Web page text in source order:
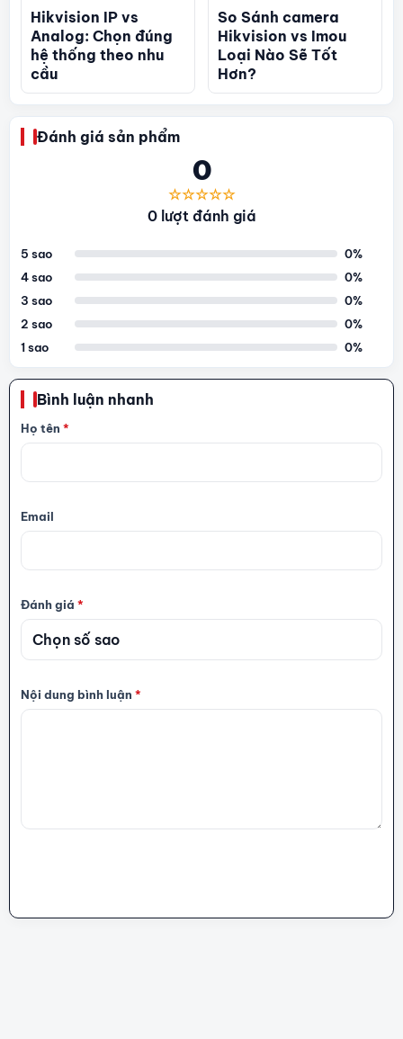
Hikvision IP vs
Analog: Chọn đúng
hệ thống theo nhu
cầu
So Sánh camera
Hikvision vs Imou
Loại Nào Sẽ Tốt
Hơn?
Đánh giá sản phẩm
0
☆☆☆☆☆
0 lượt đánh giá
5 sao
0%
4 sao
0%
3 sao
0%
2 sao
0%
1 sao
0%
Bình luận nhanh
Họ tên *
Email
Đánh giá *
Nội dung bình luận *